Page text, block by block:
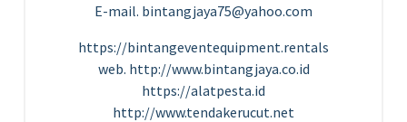
E-mail. bintangjaya75@yahoo.com
https://bintangeventequipment.rentals
web. http://www.bintangjaya.co.id
https://alatpesta.id
http://www.tendakerucut.net